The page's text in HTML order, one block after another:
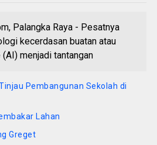
Palangka Raya - Pesatnya
kecerdasan buatan atau
menjadi tantangan
Pembangunan Sekolah di
Lahan
Greget